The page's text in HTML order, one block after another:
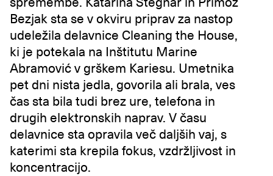
Bezjak sta se v okviru priprav za nastop
udeležila delavnice Cleaning the House,
ki je potekala na Inštitutu Marine
Abramović v grškem Kariesu. Umetnika
pet dni nista jedla, govorila ali brala, ves
čas sta bila tudi brez ure, telefona in
drugih elektronskih naprav. V času
delavnice sta opravila več daljših vaj, s
katerimi sta krepila fokus, vzdržljivost in
koncentracijo.